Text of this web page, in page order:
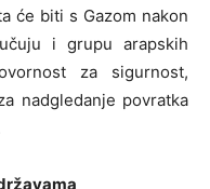
će biti s Gazom nakon
i grupu arapskih
za sigurnost,
nadgledanje povratka